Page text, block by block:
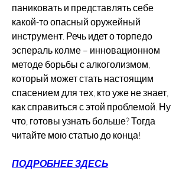
паниковать и представлять себе
какой-то опасный оружейный
инструмент. Речь идет о торпедо
эспераль колме – инновационном
методе борьбы с алкоголизмом,
который может стать настоящим
спасением для тех, кто уже не знает,
как справиться с этой проблемой. Ну
что, готовы узнать больше? Тогда
читайте мою статью до конца!
ПОДРОБНЕЕ ЗДЕСЬ